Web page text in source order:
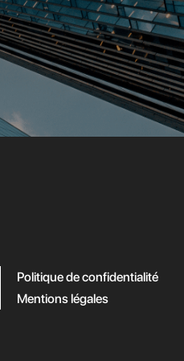
Politique de confidentialité
Mentions légales